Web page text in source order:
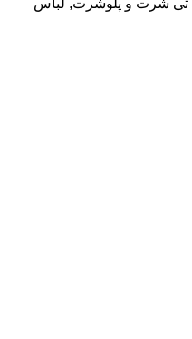
تی شرت و پلوشرت, لباس